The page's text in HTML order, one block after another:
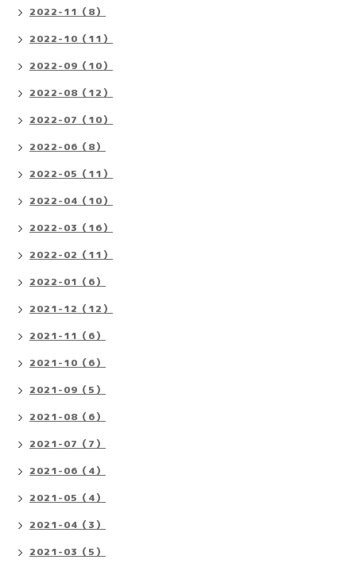
2022-11（8）
2022-10（11）
2022-09（10）
2022-08（12）
2022-07（10）
2022-06（8）
2022-05（11）
2022-04（10）
2022-03（16）
2022-02（11）
2022-01（6）
2021-12（12）
2021-11（6）
2021-10（6）
2021-09（5）
2021-08（6）
2021-07（7）
2021-06（4）
2021-05（4）
2021-04（3）
2021-03（5）